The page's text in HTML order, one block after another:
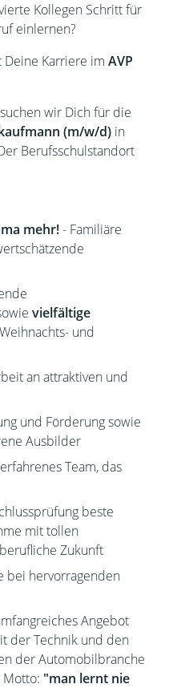
Kollegen Schritt für
einlernen?
Deine Karriere imAVP
suchen wir Dich für die
(m/w/d) in
Berufsschulstandort
mehr!- Familiäre
vielfältige
und
an attraktiven und
und Förderung sowie
Ausbilder
Team, das
beste
mit tollen
Zukunft
bei hervorragenden
Angebot
der Technik und den
der Automobilbranche
Motto: "man lernt nie